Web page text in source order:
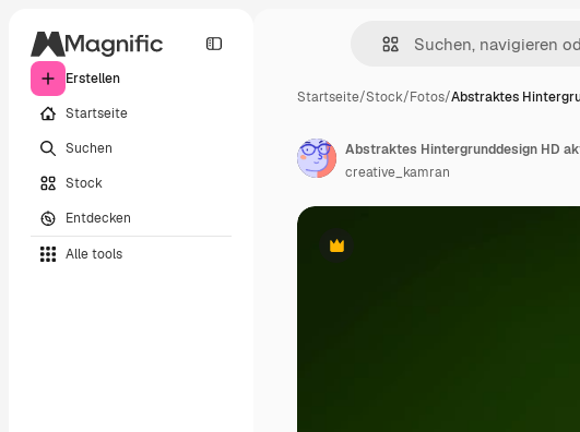
Erstellen
Startseite
Suchen
Stock
Entdecken
Alle tools
Startseite/Stock/Fotos/Abstraktes
Premium
Abstraktes Hintergrunddesign HD
creative_kamran